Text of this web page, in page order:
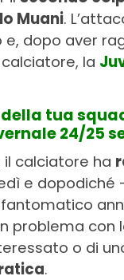
Muani.
dopo aver
la
tua
24/25
calciatore ha
e dopodiché
problema con
o di
.